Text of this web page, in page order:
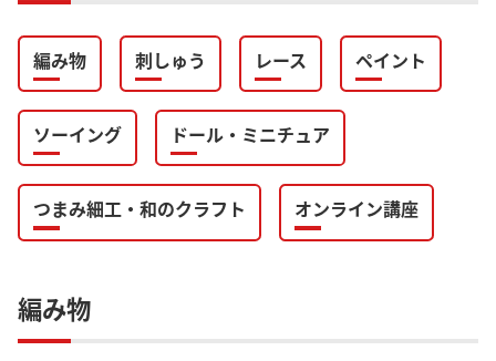
編み物 刺しゅう レース ペイント
ソーイング ドール・ミニチュア
つまみ細工・和のクラフト オンライン講座
編み物